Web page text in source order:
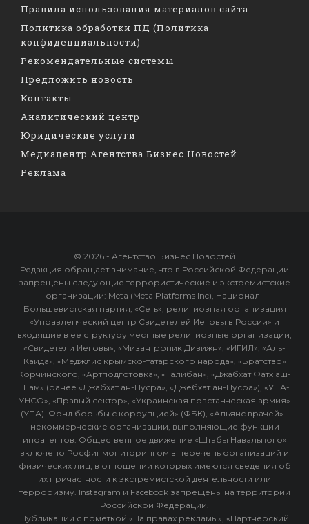
Правила использования материалов сайта
Политика обработки ПД (Политика
конфиденциальности)
Рекомендательные системы
Предложить новость
Контакты
Аналитический центр
Юридические услуги
Медиацентр Агентства Бизнес Новостей
Реклама
© 2026 - Агентство Бизнес Новостей
Редакция обращает внимание, что в Российской Федерации
запрещены следующие террористические и экстремистские
организации: Meta (Meta Platforms Inc), Национал-
Большевистская партия, «Сеть», религиозная организация
«Управленческий центр Свидетелей Иеговы в России» и
входящие в ее структуру местные религиозные организации,
«Свидетели Иеговы», «Мизантропик Дивижн», «ИГИЛ», «Аль-
Каида», «Меджлис крымско-татарского народа», «Братство»
Корчинского, «Артподготовка», «Талибан», «Джабхат Фатх аш-
Шам» (ранее «Джабхат ан-Нусра», «Джебхат ан-Нусра»), «УНА-
УНСО», «Правый сектор», «Украинская повстанческая армия»
(УПА). Фонд борьбы с коррупцией» (ФБК), «Альянс врачей» -
некоммерческие организации, выполняющие функции
иноагентов. Общественное движение «Штабы Навального»
включено Росфинмониторингом в перечень организаций и
физических лиц, в отношении которых имеются сведения об
их причастности к экстремистской деятельности или
терроризму. Instagram и Facebook запрещены на территории
Российской Федерации.
Публикации с пометкой «На правах рекламы», «Партнёрский